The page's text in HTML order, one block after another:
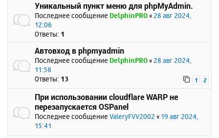
Уникальный пункт меню для phpMyAdmin.
Последнее сообщение DelphinPRO « 28 авг 2024,
12:06
Ответы: 1
Автовход в phpmyadmin
Последнее сообщение DelphinPRO « 28 авг 2024,
11:58
Ответы: 13 1 2
При использовании cloudflare WARP не
перезапускается OSPanel
Последнее сообщение ValeryFVV2002 « 19 авг 2024,
15:41